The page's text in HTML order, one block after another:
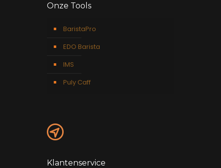
Onze Tools
BaristaPro
EDO Barista
IMS
Puly Caff
Klantenservice